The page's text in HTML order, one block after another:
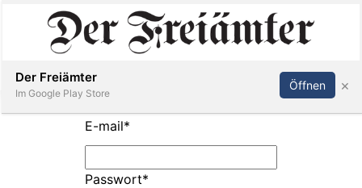
Inserieren Abonnieren Anmelden
E-mail*
Passwort*
Der Freiämter
Im Google Play Store
Öffnen ×